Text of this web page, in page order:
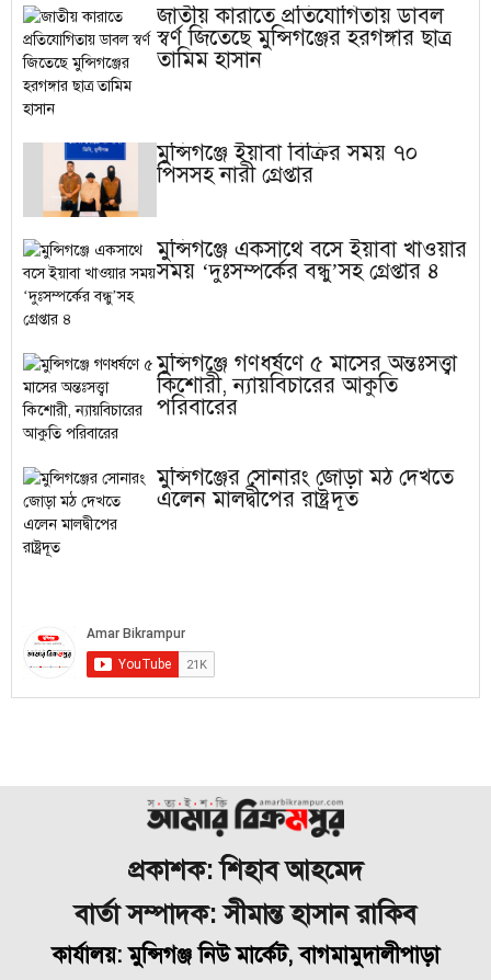
জাতীয় কারাতে প্রতিযোগিতায় ডাবল
স্বর্ণ জিতেছে মুন্সিগঞ্জের হরগঙ্গার ছাত্র
তামিম হাসান
মুন্সিগঞ্জে ইয়াবা বিক্রির সময় ৭০
পিসসহ নারী গ্রেপ্তার
মুন্সিগঞ্জে একসাথে বসে ইয়াবা খাওয়ার
সময় ‘দুঃসম্পর্কের বন্ধু’সহ গ্রেপ্তার ৪
মুন্সিগঞ্জে গণধর্ষণে ৫ মাসের অন্তঃসত্ত্বা
কিশোরী, ন্যায়বিচারের আকুতি
পরিবারের
মুন্সিগঞ্জের সোনারং জোড়া মঠ দেখতে
এলেন মালদ্বীপের রাষ্ট্রদূত
প্রকাশক: শিহাব আহমেদ
বার্তা সম্পাদক: সীমান্ত হাসান রাকিব
কার্যালয়: মুন্সিগঞ্জ নিউ মার্কেট, বাগমামুদালীপাড়া